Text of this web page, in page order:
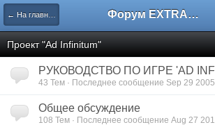
← На главную Форум EXTRACTOR.ru
Проект "Ad Infinitum"
РУКОВОДСТВО ПО ИГРЕ 'AD
43 Тем · Последнее сообщение Sep 29
Общее обсуждение
108 Тем · Последнее сообщение Aug 27